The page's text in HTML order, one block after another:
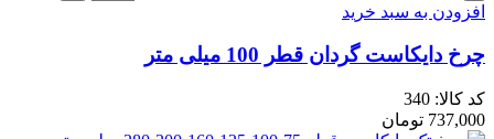
افزودن به سبد خرید
چرخ دایکاست گردان قطر 100 میلی متر
کد کالا: 340
737,000 تومان